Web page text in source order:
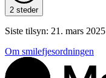
2 steder
Siste tilsyn: 21. mars 2025
Om smilefjesordningen